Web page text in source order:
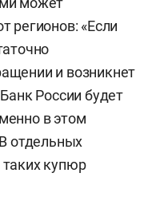
регионов: «Если
и возникнет
России будет
в этом
отдельных
таких купюр